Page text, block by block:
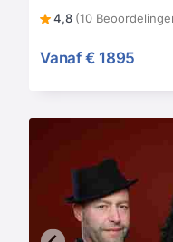
4,8 (10
Vanaf € 1895